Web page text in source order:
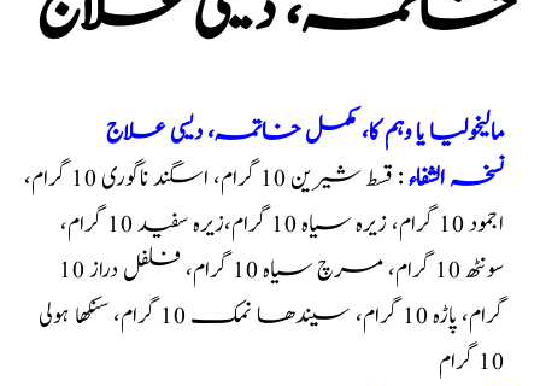
مالیخولیا یا وہم کا، مکمل خاتمہ، دیسی علاج
نسخہ الشفاء
: قسط شیرین 10 گرام، اسگند ناگوری 10 گرام،
اجمود 10 گرام، زیرہ سیاہ 10 گرام،زیرہ سفید 10 گرام،
سونٹھ 10 گرام، مرچ سیاہ 10 گرام، فلفل دراز 10
گرام، پاڑہ 10 گرام، سیندھا نمک 10 گرام، سنکھا ہولی
10 گرام